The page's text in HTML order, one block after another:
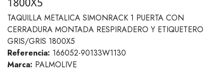
TAQUILLA METALICA SIMONRACK 1 PUERTA CON
CERRADURA MONTADA RESPIRADERO Y ETIQUETERO
GRIS/GRIS 1800X5
Referencia: 166052-90133W1130
Marca: PALMOLIVE